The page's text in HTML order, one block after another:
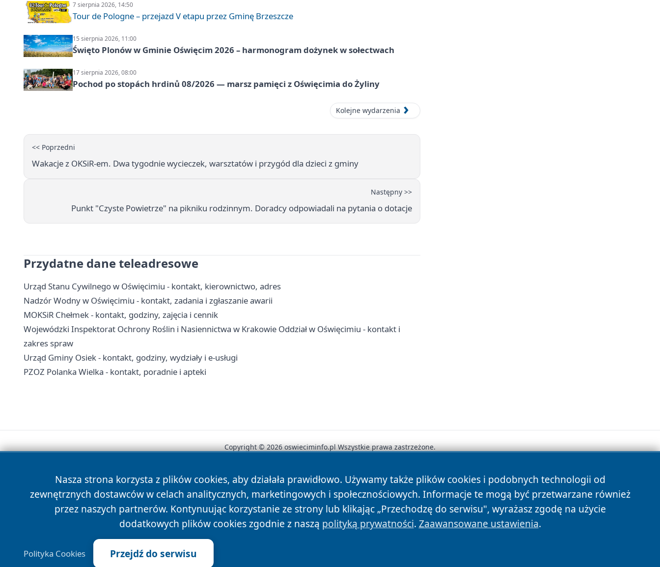
7 sierpnia 2026, 14:50
Tour de Pologne – przejazd V etapu przez Gminę Brzeszcze
15 sierpnia 2026, 11:00
Święto Plonów w Gminie Oświęcim 2026 – harmonogram dożynek w sołectwach
17 sierpnia 2026, 08:00
Pochod po stopách hrdinů 08/2026 — marsz pamięci z Oświęcimia do Żyliny
Kolejne wydarzenia
<< Poprzedni
Wakacje z OKSiR-em. Dwa tygodnie wycieczek, warsztatów i przygód dla dzieci z gminy
Następny >>
Punkt "Czyste Powietrze" na pikniku rodzinnym. Doradcy odpowiadali na pytania o dotacje
Przydatne dane teleadresowe
Urząd Stanu Cywilnego w Oświęcimiu - kontakt, kierownictwo, adres
Nadzór Wodny w Oświęcimiu - kontakt, zadania i zgłaszanie awarii
MOKSiR Chełmek - kontakt, godziny, zajęcia i cennik
Wojewódzki Inspektorat Ochrony Roślin i Nasiennictwa w Krakowie Oddział w Oświęcimiu - kontakt i
zakres spraw
Urząd Gminy Osiek - kontakt, godziny, wydziały i e-usługi
PZOZ Polanka Wielka - kontakt, poradnie i apteki
Nasza strona korzysta z plików cookies, aby działała prawidłowo. Używamy także plików cookies i podobnych technologii od
zewnętrznych dostawców w celach analitycznych, marketingowych i społecznościowych. Informacje te mogą być przetwarzane również
przez naszych partnerów. Kontynuując korzystanie ze strony lub klikając „Przechodzę do serwisu", wyrażasz zgodę na użycie
dodatkowych plików cookies zgodnie z naszą polityką prywatności. Zaawansowane ustawienia.
Polityka Cookies Przejdź do serwisu
Copyright © 2026 oswieciminfo.pl Wszystkie prawa zastrzeżone.
News Autorzy Polityka Prywatności Polityka Cookies